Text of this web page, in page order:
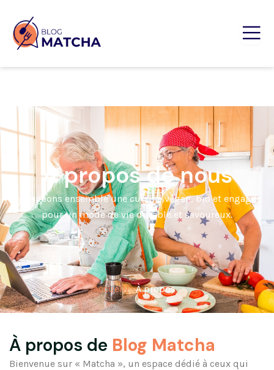
À propos de nous
Partageons ensemble une cuisine végan, bio et engagée
pour un mode de vie durable et savoureux.
Accueil/ À propos
À propos de Blog Matcha
Bienvenue sur « Matcha », un espace dédié à ceux qui